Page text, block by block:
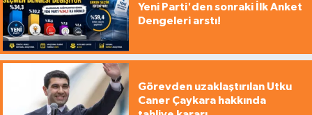
Yeni Parti'den sonraki İlk Anket
Dengeleri arstı!
Görevden uzaklaştırılan Utku
Caner Çaykara hakkında